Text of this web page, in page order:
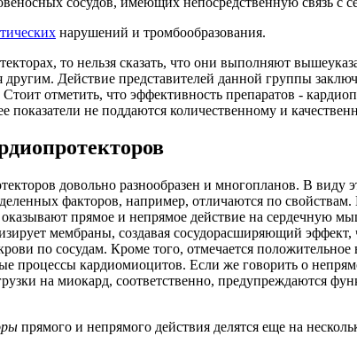
нарушений и тромбообразования.
то нельзя сказать, что они выполняют
другим. Действие представителей данной группы
отметить, что эффективность препаратов -
показатели не поддаются количественному и
довольно разнообразен и многопланов. В виду
факторов, например, отличаются по
оказывают прямое и непрямое действие на сердечную
мембраны, создавая сосудорасширяющий
по сосудам. Кроме того, отмечается положительное
процессы кардиомиоцитов. Если же говорить о
на миокард, соответственно, предупреждаются
прямого и непрямого действия делятся еще на